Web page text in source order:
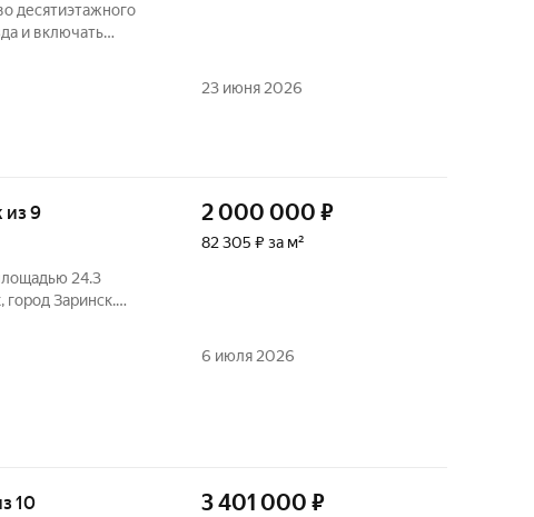
десятиэтажного
и включать
двора, а в
23 июня 2026
из 9
24.3
город Заринск.
2 000 000 ₽
82 305 ₽ за м²
6 июля 2026
10 3 401 000 ₽